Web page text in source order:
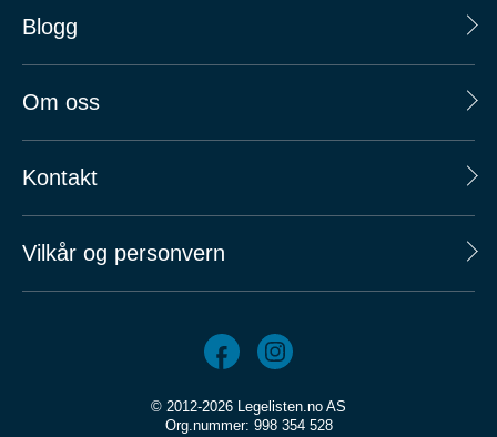
Blogg
Om oss
Kontakt
Vilkår og personvern
© 2012-2026 Legelisten.no AS
Org.nummer: 998 354 528